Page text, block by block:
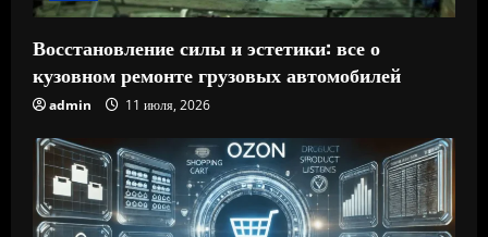
Восстановление силы и эстетики: все о
кузовном ремонте грузовых автомобилей
admin 11 июля, 2026